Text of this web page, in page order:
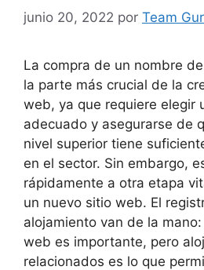
junio 20, 2022 por Team
La compra de un nombre
la parte más crucial de la
web, ya que requiere elegir
adecuado y asegurarse de
nivel superior tiene
en el sector. Sin embargo,
rápidamente a otra etapa
un nuevo sitio web. El
alojamiento van de la
web es importante, pero
relacionados es lo que